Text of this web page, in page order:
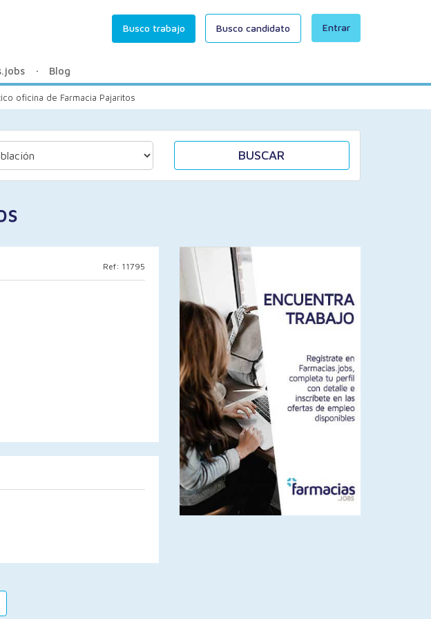
Entrar
Busco trabajo Busco candidato
Blog
oficina de Farmacia Pajaritos
BUSCAR
Ref: 11795